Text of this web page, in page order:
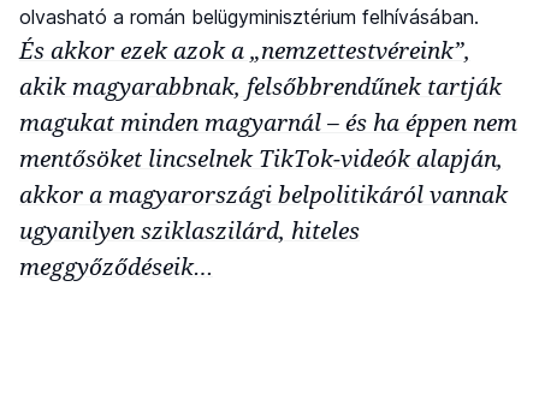
olvasható a román belügyminisztérium felhívásában.
És akkor ezek azok a „nemzettestvéreink”,
akik magyarabbnak, felsőbbrendűnek tartják
magukat minden magyarnál – és ha éppen nem
mentősöket lincselnek TikTok-videók alapján,
akkor a magyarországi belpolitikáról vannak
ugyanilyen sziklaszilárd, hiteles
meggyőződéseik…